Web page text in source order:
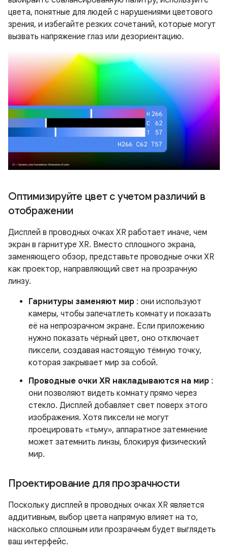
цвета, понятные для людей с нарушениями цветового
зрения, и избегайте резких сочетаний, которые могут
вызвать напряжение глаз или дезориентацию.
Оптимизируйте цвет с учетом различий в
отображении
Дисплей в проводных очках XR работает иначе, чем
экран в гарнитуре XR. Вместо сплошного экрана,
заменяющего обзор, представьте проводные очки XR
как проектор, направляющий свет на прозрачную
линзу.
Гарнитуры заменяют мир : они используют
камеры, чтобы запечатлеть комнату и показать
её на непрозрачном экране. Если приложению
нужно показать чёрный цвет, оно отключает
пиксели, создавая настоящую тёмную точку,
которая закрывает мир за собой.
Проводные очки XR накладываются на мир :
они позволяют видеть комнату прямо через
стекло. Дисплей добавляет свет поверх этого
изображения. Хотя пиксели не могут
проецировать «тьму», аппаратное затемнение
может затемнить линзы, блокируя физический
мир.
Проектирование для прозрачности
Поскольку дисплей в проводных очках XR является
аддитивным, выбор цвета напрямую влияет на то,
насколько сплошным или прозрачным будет выглядеть
ваш интерфейс.